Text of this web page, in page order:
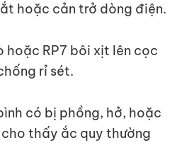
hoặc cản trở dòng điện.
hoặc RP7 bôi xịt lên cọc
rỉ sét.
có bị phồng, hở, hoặc
thấy ắc quy thường